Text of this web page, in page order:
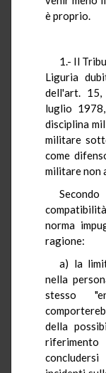
è proprio.
1.- Il
Liguria
dell'art. 15,
luglio
disciplina
militare
come
militare non
norma
ragione:
a) la
nella
stesso
della